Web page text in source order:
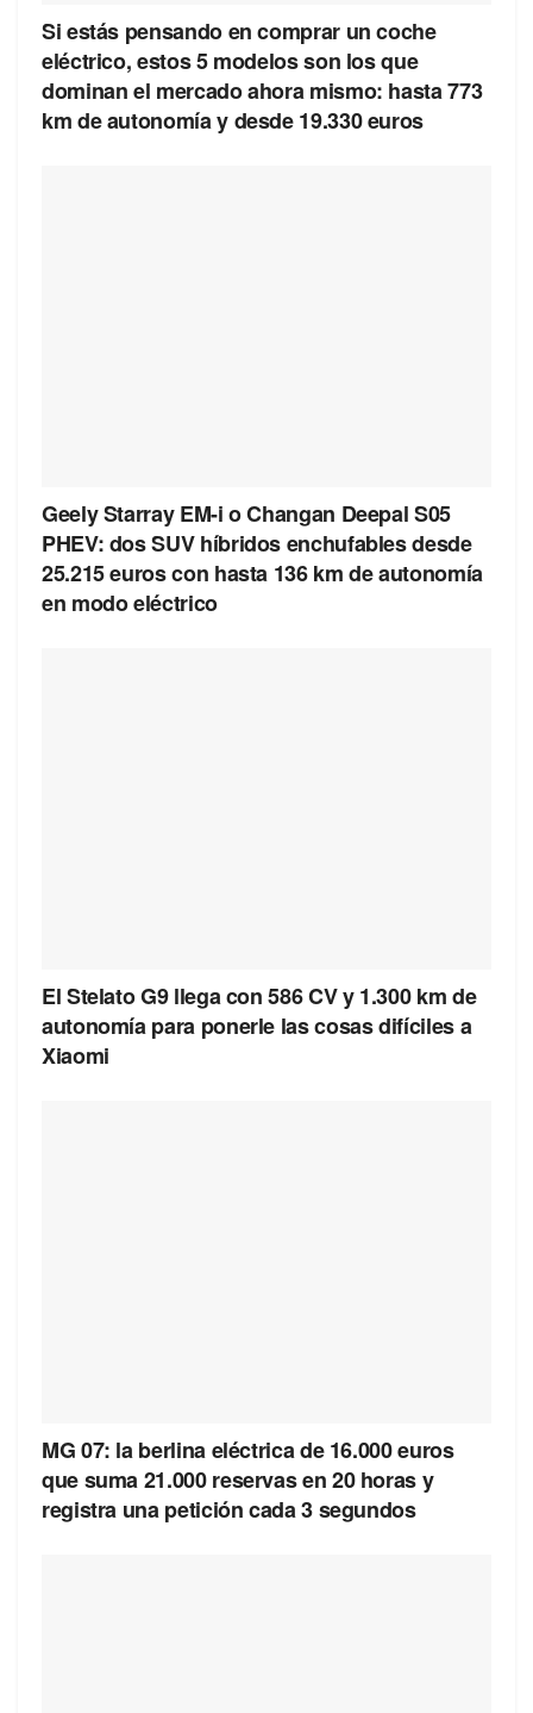
Si estás pensando en comprar un coche
eléctrico, estos 5 modelos son los que
dominan el mercado ahora mismo: hasta 773
km de autonomía y desde 19.330 euros
Geely Starray EM-i o Changan Deepal S05
PHEV: dos SUV híbridos enchufables desde
25.215 euros con hasta 136 km de autonomía
en modo eléctrico
El Stelato G9 llega con 586 CV y 1.300 km de
autonomía para ponerle las cosas difíciles a
Xiaomi
MG 07: la berlina eléctrica de 16.000 euros
que suma 21.000 reservas en 20 horas y
registra una petición cada 3 segundos